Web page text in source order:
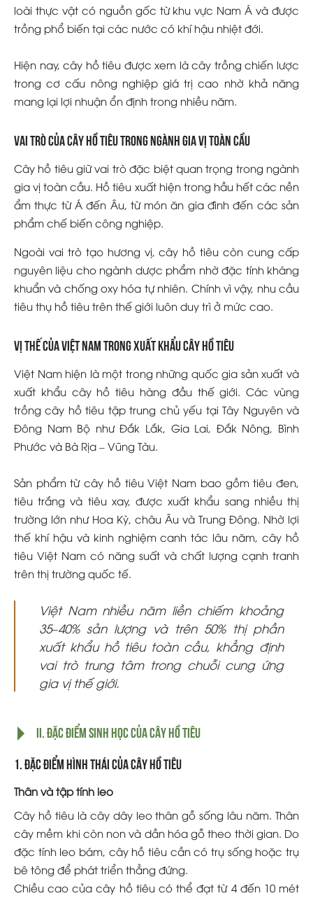
loài thực vật có nguồn gốc từ khu vực Nam Á và được
trồng phổ biến tại các nước có khí hậu nhiệt đới.
Hiện nay, cây hồ tiêu được xem là cây trồng chiến lược
trong cơ cấu nông nghiệp giá trị cao nhờ khả năng
mang lại lợi nhuận ổn định trong nhiều năm.
Vai trò của cây hồ tiêu trong ngành gia vị toàn cầu
Cây hồ tiêu giữ vai trò đặc biệt quan trọng trong ngành
gia vị toàn cầu. Hồ tiêu xuất hiện trong hầu hết các nền
ẩm thực từ Á đến Âu, từ món ăn gia đình đến các sản
phẩm chế biến công nghiệp.
Ngoài vai trò tạo hương vị, cây hồ tiêu còn cung cấp
nguyên liệu cho ngành dược phẩm nhờ đặc tính kháng
khuẩn và chống oxy hóa tự nhiên. Chính vì vậy, nhu cầu
tiêu thụ hồ tiêu trên thế giới luôn duy trì ở mức cao.
Vị thế của Việt Nam trong xuất khẩu cây hồ tiêu
Việt Nam hiện là một trong những quốc gia sản xuất và
xuất khẩu cây hồ tiêu hàng đầu thế giới. Các vùng
trồng cây hồ tiêu tập trung chủ yếu tại Tây Nguyên và
Đông Nam Bộ như Đắk Lắk, Gia Lai, Đắk Nông, Bình
Phước và Bà Rịa – Vũng Tàu.
Sản phẩm từ cây hồ tiêu Việt Nam bao gồm tiêu đen,
tiêu trắng và tiêu xay, được xuất khẩu sang nhiều thị
trường lớn như Hoa Kỳ, châu Âu và Trung Đông. Nhờ lợi
thế khí hậu và kinh nghiệm canh tác lâu năm, cây hồ
tiêu Việt Nam có năng suất và chất lượng cạnh tranh
trên thị trường quốc tế.
Việt Nam nhiều năm liền chiếm khoảng
35–40% sản lượng và trên 50% thị phần
xuất khẩu hồ tiêu toàn cầu, khẳng định
vai trò trung tâm trong chuỗi cung ứng
gia vị thế giới.
II. Đặc điểm sinh học của cây hồ tiêu
1. Đặc điểm hình thái của cây hồ tiêu
Thân và tập tính leo
Cây hồ tiêu là cây dây leo thân gỗ sống lâu năm. Thân
cây mềm khi còn non và dần hóa gỗ theo thời gian. Do
đặc tính leo bám, cây hồ tiêu cần có trụ sống hoặc trụ
bê tông để phát triển thẳng đứng.
Chiều cao của cây hồ tiêu có thể đạt từ 4 đến 10 mét